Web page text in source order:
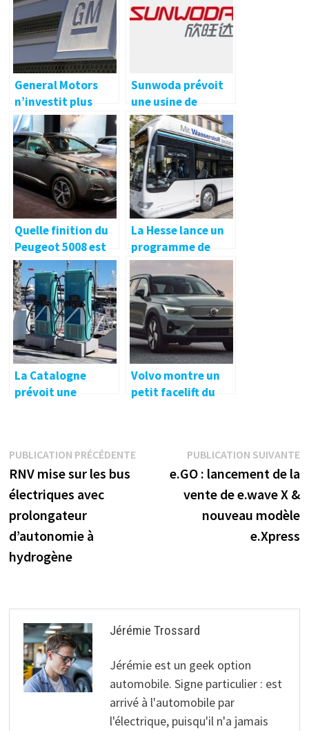
pour les
promenades de
printemps à 230 $,
plus dans New
Green Deals
General Motors
n’investit plus
dans Lordstown
Motors
Sunwoda prévoit
une usine de
batteries de 30
GWh en Chine –
electrive.net
Quelle finition du
Peugeot 5008 est
la meilleure ?
La Hesse lance un
programme de
soutien aux
véhicules
utilitaires
électriques –
electrive.net
La Catalogne
prévoit une
électriques –
electrive.net
Volvo montre un
petit facelift du
Navigation
de
l’article
PUBLICATION PRÉCÉDENTEPublication
précédente :
RNV mise sur les bus
électriques avec
prolongateur
d’autonomie à
hydrogène
PUBLICATION SUIVANTE
e.GO : lancement de la
vente de e.wave X &
nouveau modèle
e.Xpress
Jérémie Trossard
Jérémie est un geek option
automobile. Signe particulier : est
arrivé à l'automobile par
l'électrique, puisqu'il n'a jamais